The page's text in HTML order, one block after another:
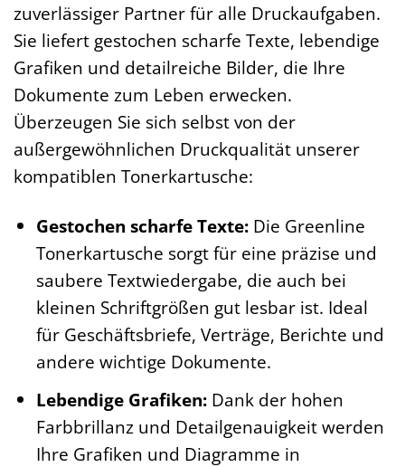
zuverlässiger Partner für alle Druckaufgaben.
Sie liefert gestochen scharfe Texte, lebendige
Grafiken und detailreiche Bilder, die Ihre
Dokumente zum Leben erwecken.
Überzeugen Sie sich selbst von der
außergewöhnlichen Druckqualität unserer
kompatiblen Tonerkartusche:
Gestochen scharfe Texte:Die Greenline
Tonerkartusche sorgt für eine präzise und
saubere Textwiedergabe, die auch bei
kleinen Schriftgrößen gut lesbar ist. Ideal
für Geschäftsbriefe, Verträge, Berichte und
andere wichtige Dokumente.
Lebendige Grafiken:Dank der hohen
Farbbrillanz und Detailgenauigkeit werden
Ihre Grafiken und Diagramme in